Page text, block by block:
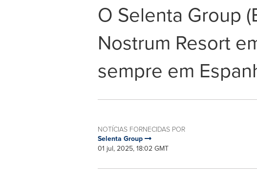
O Selenta Group
Nostrum Resort
sempre em
NOTÍCIAS FORNECIDAS POR
Selenta Group
01 jul, 2025, 18:02 GMT